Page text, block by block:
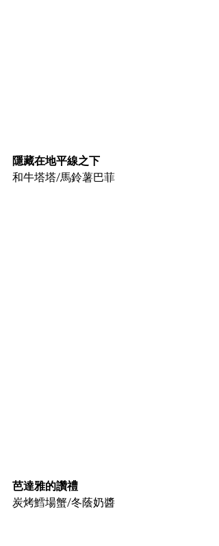
隱藏在地平線之下
和牛塔塔/馬鈴薯巴菲
芭達雅的讚禮
炭烤鱈場蟹/冬蔭奶醬